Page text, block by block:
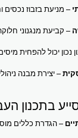
– מניעת בזבוז נכסים
– קביעת מנגנוני
נכון יכול להפחית
– יצירת מבנה
בתכנון
– הגדרת כללים